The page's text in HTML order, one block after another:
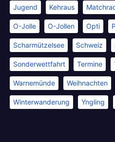
Jugend Kehraus
O-Jolle O-Jollen Opti
Scharmützelsee Schweiz
Sonderwettfahrt Termine
Warnemünde Weihnachten
Winterwanderung Yngling